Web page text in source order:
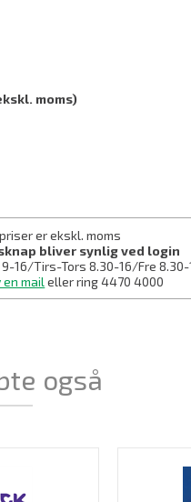
moms)
er ekskl. moms
bliver synlig ved login
9-16/Tirs-Tors 8.30-16/Fre 8.30-
en mail eller ring 4470 4000
også